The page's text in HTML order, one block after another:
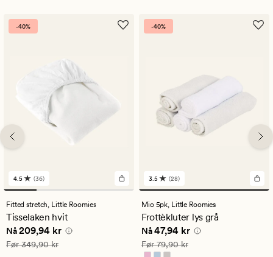
-40%
36
anmeldelser
med
en
gjennomsnittlig
vurdering
på
4.5
4.5 (36)
Fitted stretch, Little Roomies
Tisselaken hvit
Nåværende pris
Nå209,94 kr
Vanlig pris 349,90 kr
Før349,90 kr
-40%
28
anmeldelser
med
en
gjennomsnittlig
vurdering
på
3.5
3.5 (28)
Mio 5pk, Little Roomies
Frottèkluter lys grå
Nåværende pris
Nå47,94 kr
Vanlig pris 79,90 kr
Før79,90 kr